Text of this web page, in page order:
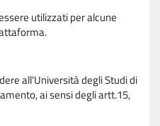
utilizzati per alcune
all'Università degli Studi di
ai sensi degli artt.15,